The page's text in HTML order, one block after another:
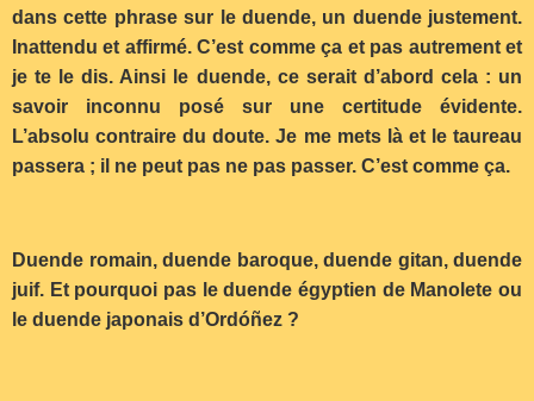
dans cette phrase sur le duende, un duende justement.
Inattendu et affirmé. C’est comme ça et pas autrement et
je te le dis. Ainsi le duende, ce serait d’abord cela : un
savoir inconnu posé sur une certitude évidente.
L’absolu contraire du doute. Je me mets là et le taureau
passera ; il ne peut pas ne pas passer. C’est comme ça.
Duende romain, duende baroque, duende gitan, duende
juif. Et pourquoi pas le duende égyptien de Manolete ou
le duende japonais d’Ordóñez ?